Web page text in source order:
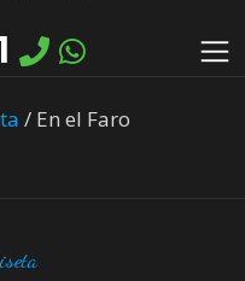
/ En el Faro